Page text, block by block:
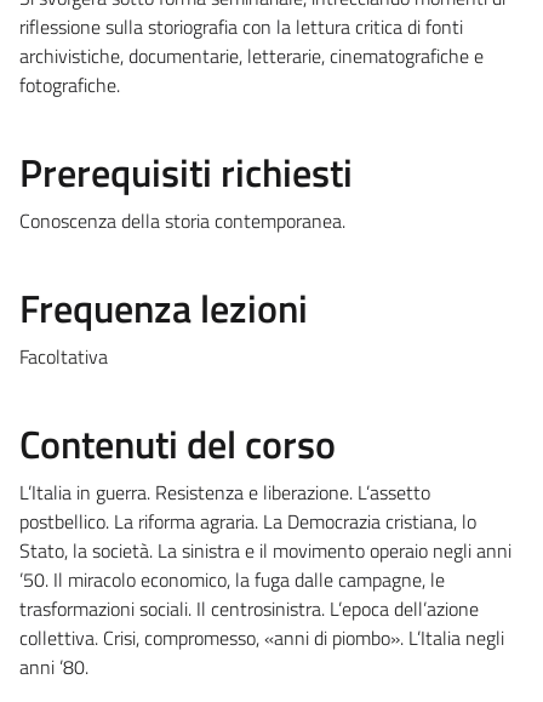
riflessione sulla storiografia con la lettura critica di fonti
archivistiche, documentarie, letterarie, cinematografiche e
fotografiche.
Prerequisiti richiesti
Conoscenza della storia contemporanea.
Frequenza lezioni
Facoltativa
Contenuti del corso
L’Italia in guerra. Resistenza e liberazione. L’assetto
postbellico. La riforma agraria. La Democrazia cristiana, lo
Stato, la società. La sinistra e il movimento operaio negli anni
’50. Il miracolo economico, la fuga dalle campagne, le
trasformazioni sociali. Il centrosinistra. L’epoca dell’azione
collettiva. Crisi, compromesso, «anni di piombo». L’Italia negli
anni ’80.